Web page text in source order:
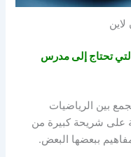
التي تحتاج إلى مدرس
بين الرياضيات
على شريحة كبيرة من
ببعضها البعض.